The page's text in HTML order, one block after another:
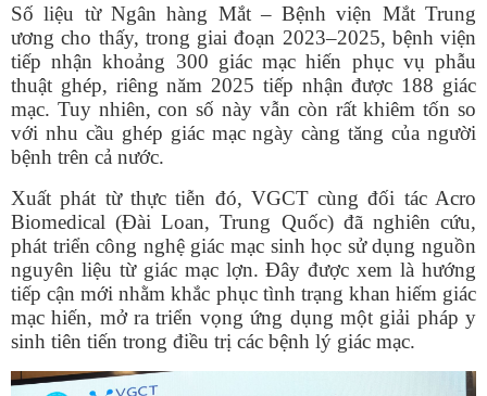
Số liệu từ Ngân hàng Mắt – Bệnh viện Mắt Trung
ương cho thấy, trong giai đoạn 2023–2025, bệnh viện
tiếp nhận khoảng 300 giác mạc hiến phục vụ phẫu
thuật ghép, riêng năm 2025 tiếp nhận được 188 giác
mạc. Tuy nhiên, con số này vẫn còn rất khiêm tốn so
với nhu cầu ghép giác mạc ngày càng tăng của người
bệnh trên cả nước.
Xuất phát từ thực tiễn đó, VGCT cùng đối tác Acro
Biomedical (Đài Loan, Trung Quốc) đã nghiên cứu,
phát triển công nghệ giác mạc sinh học sử dụng nguồn
nguyên liệu từ giác mạc lợn. Đây được xem là hướng
tiếp cận mới nhằm khắc phục tình trạng khan hiếm giác
mạc hiến, mở ra triển vọng ứng dụng một giải pháp y
sinh tiên tiến trong điều trị các bệnh lý giác mạc.